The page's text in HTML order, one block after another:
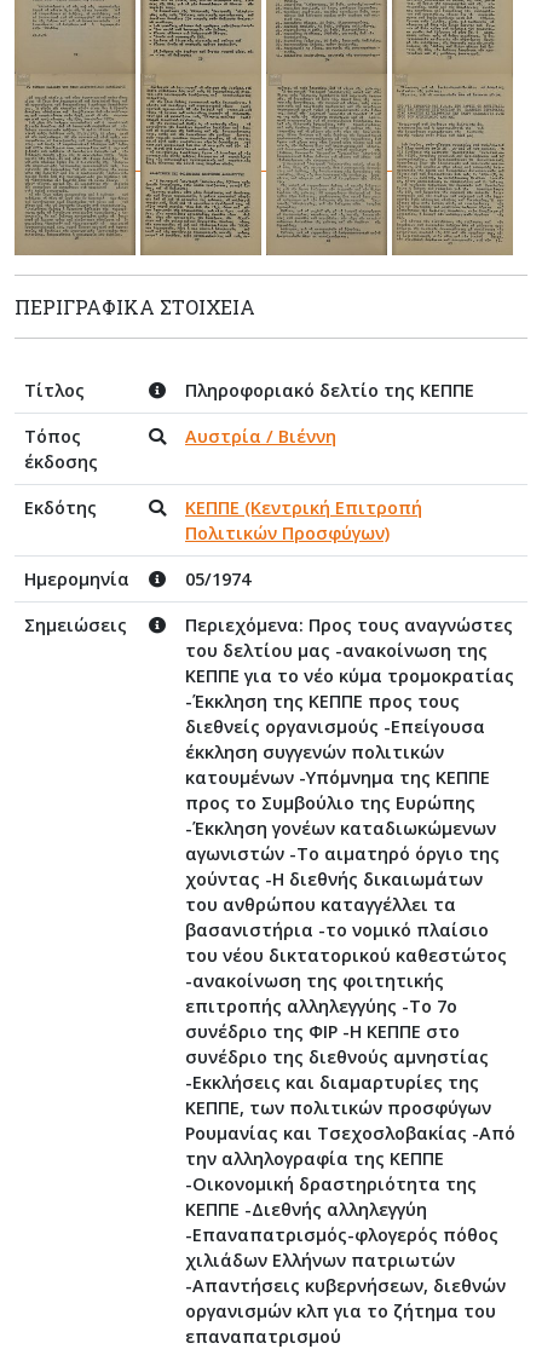
ΠΕΡΙΓΡΑΦΙΚΆ ΣΤΟΙΧΕΊΑ
Τίτλος
Πληροφοριακό δελτίο της ΚΕΠΠΕ
Τόπος
έκδοσης
Αυστρία / Βιέννη
Εκδότης
ΚΕΠΠΕ (Κεντρική Επιτροπή
Πολιτικών Προσφύγων)
Ημερομηνία
05/1974
Σημειώσεις
Περιεχόμενα: Προς τους αναγνώστες
του δελτίου μας -ανακοίνωση της
ΚΕΠΠΕ για το νέο κύμα τρομοκρατίας
-Έκκληση της ΚΕΠΠΕ προς τους
διεθνείς οργανισμούς -Επείγουσα
έκκληση συγγενών πολιτικών
κατουμένων -Υπόμνημα της ΚΕΠΠΕ
προς το Συμβούλιο της Ευρώπης
-Έκκληση γονέων καταδιωκώμενων
αγωνιστών -Το αιματηρό όργιο της
χούντας -Η διεθνής δικαιωμάτων
του ανθρώπου καταγγέλλει τα
βασανιστήρια -το νομικό πλαίσιο
του νέου δικτατορικού καθεστώτος
-ανακοίνωση της φοιτητικής
επιτροπής αλληλεγγύης -Το 7ο
συνέδριο της ΦΙΡ -Η ΚΕΠΠΕ στο
συνέδριο της διεθνούς αμνηστίας
-Εκκλήσεις και διαμαρτυρίες της
ΚΕΠΠΕ, των πολιτικών προσφύγων
Ρουμανίας και Τσεχοσλοβακίας -Από
την αλληλογραφία της ΚΕΠΠΕ
-Οικονομική δραστηριότητα της
ΚΕΠΠΕ -Διεθνής αλληλεγγύη
-Επαναπατρισμός-φλογερός πόθος
χιλιάδων Ελλήνων πατριωτών
-Απαντήσεις κυβερνήσεων, διεθνών
οργανισμών κλπ για το ζήτημα του
επαναπατρισμού